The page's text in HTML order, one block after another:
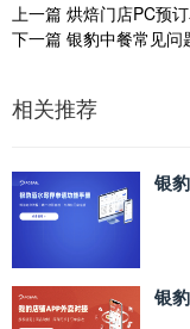
上一篇 烘焙门店PC预
下一篇 银豹中餐常见问
相关推荐
银
银